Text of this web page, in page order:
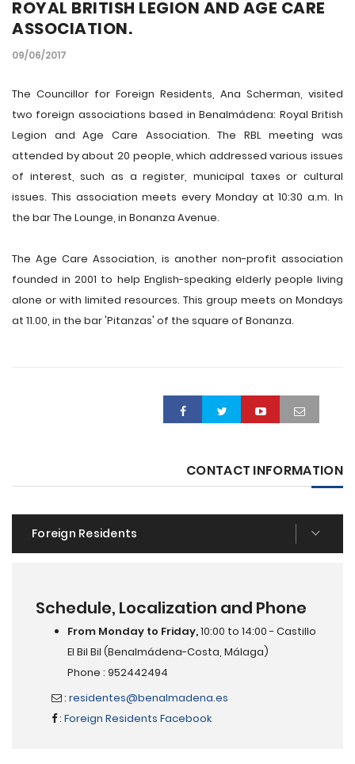
ROYAL BRITISH LEGION AND AGE CARE
ASSOCIATION.
09/06/2017
The Councillor for Foreign Residents, Ana Scherman, visited
two foreign associations based in Benalmádena: Royal British
Legion and Age Care Association. The RBL meeting was
attended by about 20 people, which addressed various issues
of interest, such as a register, municipal taxes or cultural
issues. This association meets every Monday at 10:30 a.m. In
the bar The Lounge, in Bonanza Avenue.
The Age Care Association, is another non-profit association
founded in 2001 to help English-speaking elderly people living
alone or with limited resources. This group meets on Mondays
at 11.00, in the bar 'Pitanzas' of the square of Bonanza.
CONTACT INFORMATION
Foreign Residents
Schedule, Localization and Phone
From Monday to Friday,10:00 to 14:00 - Castillo
El Bil Bil (Benalmádena-Costa, Málaga)
Phone : 952442494
: residentes@benalmadena.es
: Foreign Residents Facebook